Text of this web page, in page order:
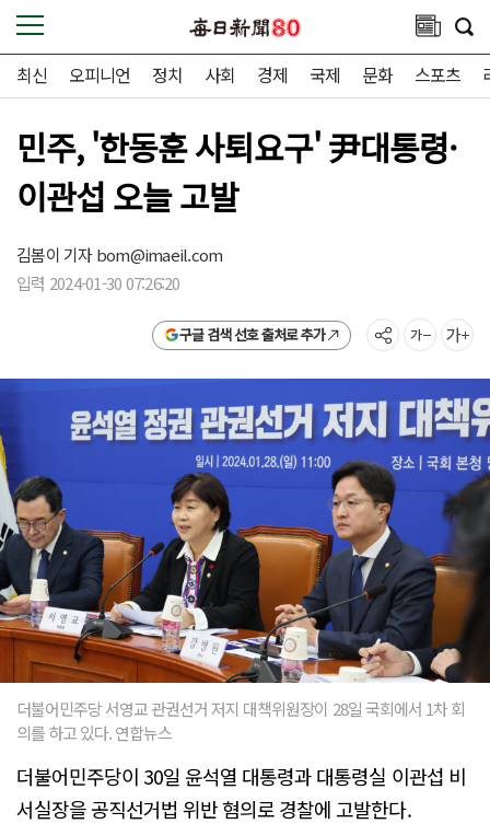
최신 오피니언 정치 사회 경제 국제 문화 스포츠
민주, '한동훈 사퇴요구' 尹대통령·
이관섭 오늘 고발
김봄이 기자bom@imaeil.com
입력 2024-01-30 07:26:20
구글 검색 선호 출처로 추가
더불어민주당 서영교 관권선거 저지 대책위원장이 28일 국회에서 1차 회
의를 하고 있다. 연합뉴스
더불어민주당이 30일 윤석열 대통령과 대통령실 이관섭 비
서실장을 공직선거법 위반 혐의로 경찰에 고발한다.